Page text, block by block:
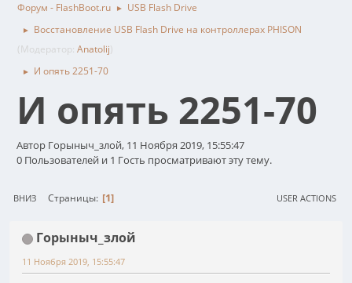
Форум - FlashBoot.ru ► USB Flash Drive
►
Восстановление USB Flash Drive на контроллерах PHISON
(Модератор: Anatolij)
► И опять 2251-70
И опять 2251-70
Автор Горыныч_злой, 11 Ноября 2019, 15:55:47
0 Пользователей и 1 Гость просматривают эту тему.
ВНИЗ Страницы 1 USER ACTIONS
Горыныч_злой
11 Ноября 2019, 15:55:47